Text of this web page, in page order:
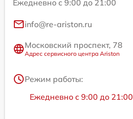
Ежедневно с 9:00 до 21:00
info@re-ariston.ru
Московский проспект, 78
Адрес сервисного центра Ariston
Режим работы:
Ежедневно с 9:00 до 21:00